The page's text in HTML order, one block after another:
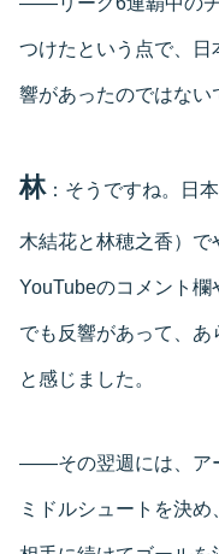
つけたという点で、日
響があったのではない
林：そうですね。日
木結花と林穂之香）
YouTubeのコメント
でも反響があって、
と感じました。
――その翌週には、ア
ミドルシュートを決